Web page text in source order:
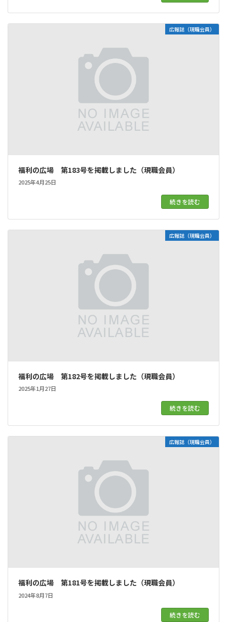
広報誌（現職会員）
福利の広場 第183号を掲載しました（現職会員）
2025年4月25日
続きを読む
広報誌（現職会員）
福利の広場 第182号を掲載しました（現職会員）
2025年1月27日
続きを読む
広報誌（現職会員）
福利の広場 第181号を掲載しました（現職会員）
2024年8月7日
続きを読む